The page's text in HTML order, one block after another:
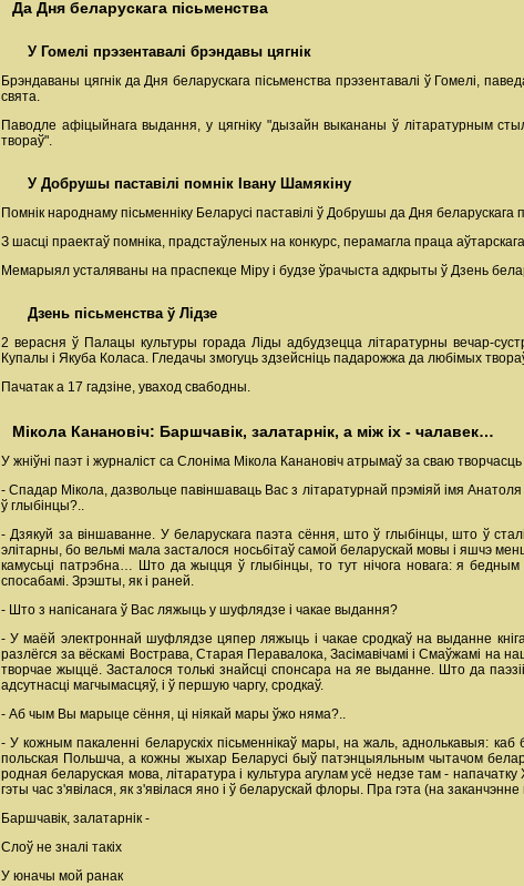
Да Дня беларускага пісьменства
У Гомелі прэзентавалі брэндавы цягнік
Брэндаваны цягнік да Дня беларускага пісьменства прэзентавалі ў Гомелі,
свята.
Паводле афіцыйнага выдання, у цягніку "дызайн выкананы ў літаратурным
твораў".
У Добрушы паставілі помнік Івану Шамякіну
Помнік народнаму пісьменніку Беларусі паставілі ў Добрушы да Дня беларускага
З шасці праектаў помніка, прадстаўленых на конкурс, перамагла праца
Мемарыял усталяваны на праспекце Міру і будзе ўрачыста адкрыты ў Дзень
Дзень пісьменства ў Лідзе
2 верасня ў Палацы культуры горада Ліды адбудзецца літаратурны вечар-
Купалы і Якуба Коласа. Гледачы змогуць здзейсніць падарожжа да любімых
Пачатак а 17 гадзіне, уваход свабодны.
Мікола Канановіч: Баршчавік, залатарнік, а між іх - чалавек…
У жніўні паэт і журналіст са Слоніма Мікола Канановіч атрымаў за сваю
- Спадар Мікола, дазвольце павіншаваць Вас з літаратурнай прэміяй імя
ў глыбінцы?..
- Дзякуй за віншаванне. У беларускага паэта сёння, што ў глыбінцы, што ў
элітарны, бо вельмі мала засталося носьбітаў самой беларускай мовы і яшчэ
камусьці патрэбна… Што да жыцця ў глыбінцы, то тут нічога новага: я
спосабамі. Зрэшты, як і раней.
- Што з напісанага ў Вас ляжыць у шуфлядзе і чакае выдання?
- У маёй электроннай шуфлядзе цяпер ляжыць і чакае сродкаў на выданне
разлёгся за вёскамі Вострава, Старая Перавалока, Засімавічамі і Смаўжамі на
творчае жыццё. Засталося толькі знайсці спонсара на яе выданне. Што да
адсутнасці магчымасцяў, і ў першую чаргу, сродкаў.
- Аб чым Вы марыце сёння, ці ніякай мары ўжо няма?..
- У кожным пакаленні беларускіх пісьменнікаў мары, на жаль, аднолькавыя:
польская Польшча, а кожны жыхар Беларусі быў патэнцыяльным чытачом
родная беларуская мова, літаратура і культура агулам усё недзе там -
гэты час з'явілася, як з'явілася яно і ў беларускай флоры. Пра гэта (на
Баршчавік, залатарнік -
Слоў не зналі такіх
У юначы мой ранак